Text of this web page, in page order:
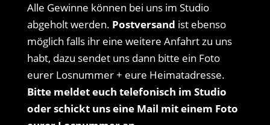
Alle Gewinne können bei uns im Studio
abgeholt werden. Postversand ist ebenso
möglich falls ihr eine weitere Anfahrt zu uns
habt, dazu sendet uns dann bitte ein Foto
eurer Losnummer + eure Heimatadresse.
Bitte meldet euch telefonisch im Studio
oder schickt uns eine Mail mit einem Foto